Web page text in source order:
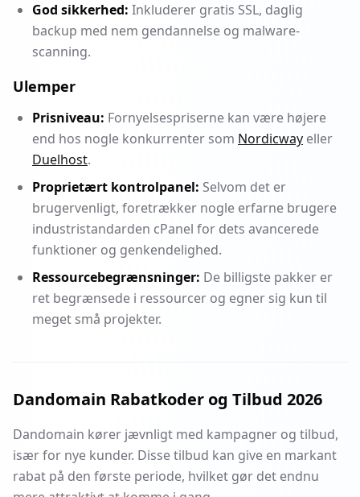
God sikkerhed: Inkluderer gratis SSL, daglig
backup med nem gendannelse og malware-
scanning.
Ulemper
Prisniveau: Fornyelsespriserne kan være højere
end hos nogle konkurrenter som Nordicway eller
Duelhost.
Proprietært kontrolpanel: Selvom det er
brugervenligt, foretrækker nogle erfarne brugere
industristandarden cPanel for dets avancerede
funktioner og genkendelighed.
Ressourcebegrænsninger: De billigste pakker er
ret begrænsede i ressourcer og egner sig kun til
meget små projekter.
Dandomain Rabatkoder og Tilbud 2026
Dandomain kører jævnligt med kampagner og tilbud,
især for nye kunder. Disse tilbud kan give en markant
rabat på den første periode, hvilket gør det endnu